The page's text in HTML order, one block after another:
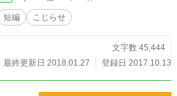
短編 こじらせ
文字数 45,444
最終更新日 2018.01.27
登録日 2017.10.13